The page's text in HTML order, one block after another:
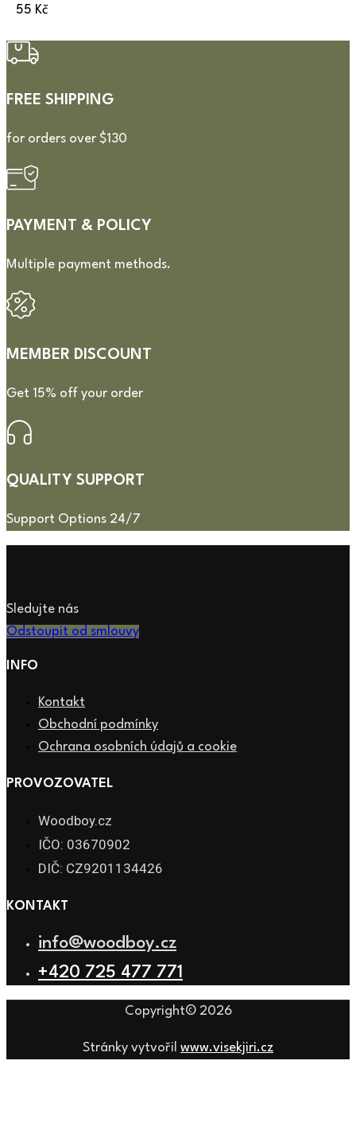
55 Kč
FREE SHIPPING
for orders over $130
PAYMENT & POLICY
Multiple payment methods.
MEMBER DISCOUNT
Get 15% off your order
QUALITY SUPPORT
Support Options 24/7
Sledujte nás
Odstoupit od smlouvy
INFO
Kontakt
Obchodní podmínky
Ochrana osobních údajů a cookie
PROVOZOVATEL
Woodboy.cz
IČO: 03670902
DIČ: CZ9201134426
KONTAKT
info@woodboy.cz
+420 725 477 771
Copyright© 2026
Stránky vytvořil www.visekjiri.cz